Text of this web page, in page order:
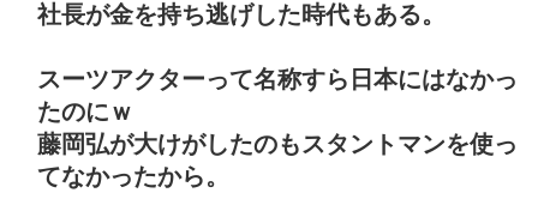
社長が金を持ち逃げした時代もある。
スーツアクターって名称すら日本にはなかっ
たのにｗ
藤岡弘が大けがしたのもスタントマンを使っ
てなかったから。